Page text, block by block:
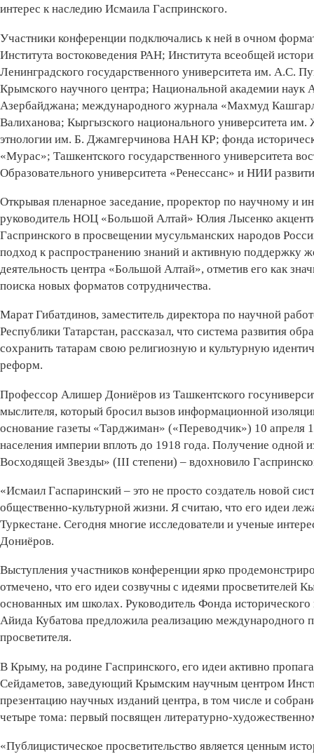
интерес к наследию Исмаила Гаспринского.
Участники конференции подключались к ней в очном
Института востоковедения РАН; Института всеобщей
Ленинградского государственного университета им.
Крымского научного центра; Национальной академии
Азербайджана; международного журнала «Махмуд
Валиханова; Кыргызского национального университета
этнологии им. Б. Джамгерчинова НАН КР; фонда
«Мурас»; Ташкентского государственного университета
Образовательного университета «Ренессанс» и НИИ
Открывая пленарное заседание, проректор по научному и
руководитель НОЦ «Большой Алтай» Юлия Лысенко
Гаспринского в просвещении мусульманских народов
подход к распространению знаний и активную поддержку
деятельность центра «Большой Алтай», отметив его как
поиска новых форматов сотрудничества.
Марат Гибатдинов, заместитель директора по научной
Республики Татарстан, рассказал, что система развития
сохранить татарам свою религиозную и культурную
реформ.
Профессор Алишер Дониёров из Ташкентского
мыслителя, который бросил вызов информационной
основание газеты «Тарджиман» («Переводчик») 10 апреля
населения империи вплоть до 1918 года. Получение одной
Восходящей Звезды» (III степени) – вдохновило
«Исмаил Гаспаринский – это не просто создатель новой
общественно-культурной жизни. Я считаю, что его идеи
Туркестане. Сегодня многие исследователи и ученые
Дониёров.
Выступления участников конференции ярко
отмечено, что его идеи созвучны с идеями просветителей
основанных им школах. Руководитель Фонда
Айида Кубатова предложила реализацию международного
просветителя.
В Крыму, на родине Гаспринского, его идеи активно
Сейдаметов, заведующий Крымским научным центром
презентацию научных изданий центра, в том числе и
четыре тома: первый посвящен литературно-
«Публицистическое просветительство является ценным